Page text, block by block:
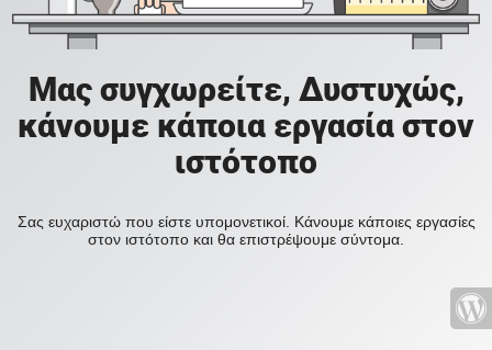
Μας συγχωρείτε, Δυστυχώς,
κάνουμε κάποια εργασία στον
ιστότοπο
Σας ευχαριστώ που είστε υπομονετικοί. Κάνουμε κάποιες εργασίες
στον ιστότοπο και θα επιστρέψουμε σύντομα.